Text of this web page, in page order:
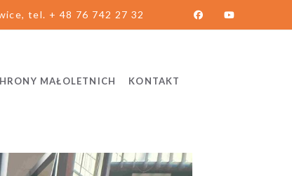
tel. + 48 76 742 27 32
MAŁOLETNICH KONTAKT